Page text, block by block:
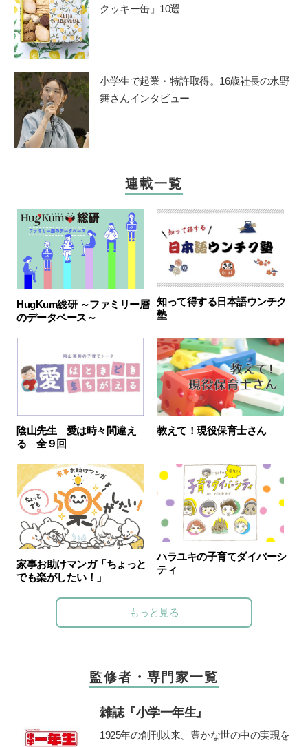
クッキー缶」10選
小学生で起業・特許取得。16歳社長の水野
舞さんインタビュー
連載一覧
HugKum総研 ～ファミリー層
のデータベース～
知って得する日本語ウンチク
塾
陰山先生 愛は時々間違え
る 全９回
教えて！現役保育士さん
家事お助けマンガ「ちょっと
でも楽がしたい！」
ハラユキの子育てダイバーシ
ティ
もっと見る
監修者・専門家一覧
雑誌『小学一年生』
1925年の創刊以来、豊かな世の中の実現を